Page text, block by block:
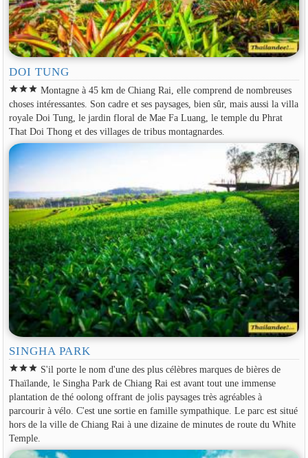
DOI TUNG
starstarstar Montagne à 45 km de Chiang Rai, elle comprend de nombreuses
choses intéressantes. Son cadre et ses paysages, bien sûr, mais aussi la villa
royale Doi Tung, le jardin floral de Mae Fa Luang, le temple du Phrat
That Doi Thong et des villages de tribus montagnardes.
SINGHA PARK
starstarstar S'il porte le nom d'une des plus célèbres marques de bières de
Thaïlande, le Singha Park de Chiang Rai est avant tout une immense
plantation de thé oolong offrant de jolis paysages très agréables à
parcourir à vélo. C'est une sortie en famille sympathique. Le parc est situé
hors de la ville de Chiang Rai à une dizaine de minutes de route du White
Temple.